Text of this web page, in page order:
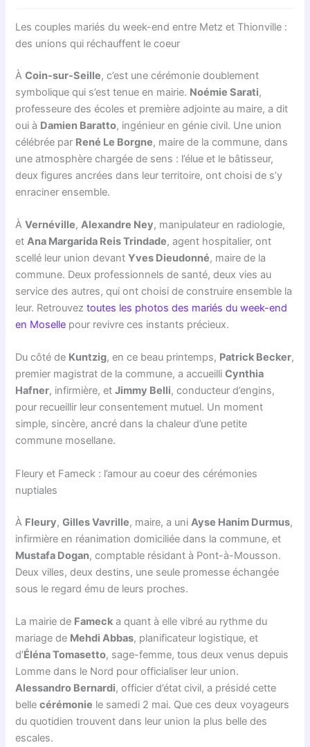
Les couples mariés du week-end entre Metz et Thionville :
des unions qui réchauffent le coeur
ÀCoin-sur-Seille, c’est une cérémonie doublement
symbolique qui s’est tenue en mairie. Noémie Sarati,
professeure des écoles et première adjointe au maire, a dit
oui à Damien Baratto, ingénieur en génie civil. Une union
célébrée par René Le Borgne, maire de la commune, dans
une atmosphère chargée de sens : l’élue et le bâtisseur,
deux figures ancrées dans leur territoire, ont choisi de s’y
enraciner ensemble.
ÀVernéville,Alexandre Ney, manipulateur en radiologie,
etAna Margarida Reis Trindade, agent hospitalier, ont
scellé leur union devantYves Dieudonné, maire de la
commune. Deux professionnels de santé, deux vies au
service des autres, qui ont choisi de construire ensemble la
leur. Retrouveztoutes les photos des mariés du week-end
en Moselle pour revivre ces instants précieux.
Du côté de Kuntzig, en ce beau printemps, Patrick Becker,
premier magistrat de la commune, a accueilliCynthia
Hafner, infirmière, etJimmy Belli, conducteur d’engins,
pour recueillir leur consentement mutuel. Un moment
simple, sincère, ancré dans la chaleur d’une petite
commune mosellane.
Fleury et Fameck : l’amour au coeur des cérémonies
nuptiales
À Fleury,Gilles Vavrille, maire, a uni Ayse Hanim Durmus,
infirmière en réanimation domiciliée dans la commune, et
Mustafa Dogan, comptable résidant à Pont-à-Mousson.
Deux villes, deux destins, une seule promesse échangée
sous le regard ému de leurs proches.
La mairie de Fameck a quant à elle vibré au rythme du
mariage de Mehdi Abbas, planificateur logistique, et
d’Éléna Tomasetto, sage-femme, tous deux venus depuis
Lomme dans le Nord pour officialiser leur union.
Alessandro Bernardi, officier d’état civil, a présidé cette
bellecérémonie le samedi 2 mai. Que ces deux voyageurs
du quotidien trouvent dans leur union la plus belle des
escales.